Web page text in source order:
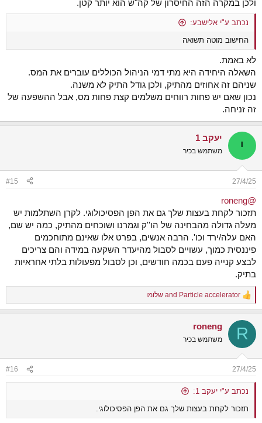
ולכן במקרה הזה החיסרון של קה"ש הוא יותר קטן.
נכתב ע"י אלישבע:
החישוב מוטה תשואה
לא באמת.
השאלה היחידה היא מתי דמי הניהול הכוללים עוברים את המס.
שניהם זה אחוזים מהתיק, ולכן גודל התיק לא משנה.
נכון שאם יש פחות רווחים משלמים קצת פחות מס, אבל ההשפעה של
זה זניחה.
י יעקב 1
משתמש בכיר
27/4/25
#15
@roneng
תזכור לקחת בעצות שלך גם את הפן הפסיכולוגי. לקרן השתלמות יש
מעלה גדולה מהבחינה של הו''ק וגמרנו ושוכחים מהתיק, כמה יש שם,
האם עלה/ירד וכו'. הרבה אנשים, בפרט אלו שאינם מתוחכמים
פיננסית כמוך, עשויים לסבול מהיעדר השקעה במידה והם צריכים
לבצע קנייה פעם בכמה חודשים, וכן לסבול מפעולות בלתי אחראיות
בתיק.
R
e
c
i
s
:
Particle accelerator שלומו
R
roneng
משתמש בכיר
27/4/25
#16
נכתב ע"י יעקב 1:
תזכור לקחת בעצות שלך גם את הפן הפסיכולוגי.